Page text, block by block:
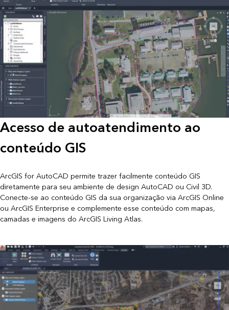
Acesso de autoatendimento ao
conteúdo GIS
ArcGIS for AutoCAD permite trazer facilmente conteúdo GIS
diretamente para seu ambiente de design AutoCAD ou Civil 3D.
Conecte-se ao conteúdo GIS da sua organização via ArcGIS Online
ou ArcGIS Enterprise e complemente esse conteúdo com mapas,
camadas e imagens do ArcGIS Living Atlas.